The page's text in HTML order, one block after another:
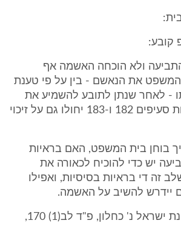
ולא הוכחה האשמה אף
המשפט את הנאשם - בין על פי טענת
- לאחר שנתן לתובע להשמיע את
דברו בענין ; הוראות סעיפים 182 ו-183 יחולו גם על זיכוי
בוחן בית המשפט, האם בראיות
יש כדי להוכיח לכאורה את
זה די בראיות בסיסיות, ואפילו
יידרש להשיב על האשמה.
בע"פ 732/76 מדינת ישראל נ' כחלון, פ"ד לב(1) 170,